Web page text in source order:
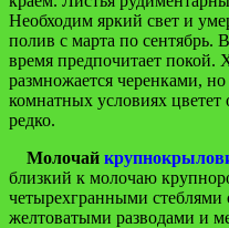
Необходим яркий свет и
полив с марта по сентябрь.
время предпочитает покой.
размножается черенками, но
комнатных условиях цветет
редко.
Молочай
близкий к молочаю
четырехгранными
желтоватыми разводами и